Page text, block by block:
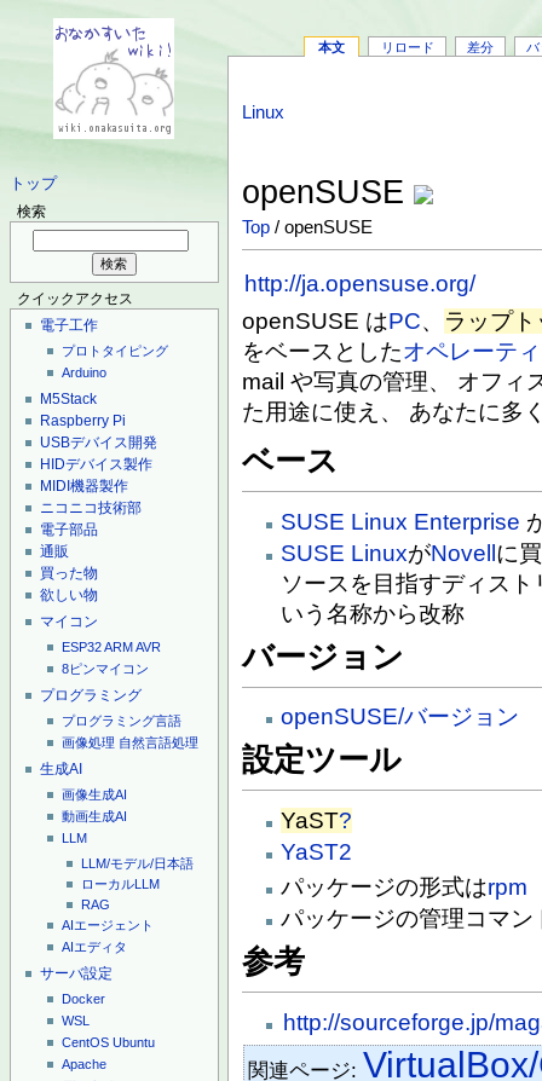
トップ
検索
クイックアクセス
電子工作
プロトタイピング
Arduino
M5Stack
Raspberry Pi
USBデバイス開発
HIDデバイス製作
MIDI機器製作
ニコニコ技術部
電子部品
通販
買った物
欲しい物
マイコン
ESP32ARMAVR
8ピンマイコン
プログラミング
プログラミング言語
画像処理 自然言語処理
生成AI
画像生成AI
動画生成AI
LLM
LLM/モデル/日本語
ローカルLLM
RAG
AIエージェント
AIエディタ
サーバ設定
Docker
WSL
CentOS Ubuntu
Apache
本文 リロード 差分 バ
Linux
openSUSE
Top / openSUSE
http://ja.opensuse.org/
openSUSE はPC、 ラップト
をベースとしたオペレーテ
mail や写真の管理、 オフィ
た用途に使え、 あなたに多
ベース
SUSE Linux Enterprise
SUSE LinuxがNovell に
ソースを目指すディス
いう名称から改称
バージョン
openSUSE/バージョン
設定ツール
YaST?
YaST2
パッケージの形式はrpm
パッケージの管理コマ
参考
http://sourceforge.jp/
関連ページ: